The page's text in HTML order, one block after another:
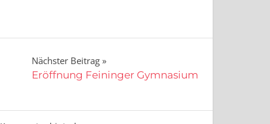
Nächster Beitrag
Eröffnung Feininger Gymnasium